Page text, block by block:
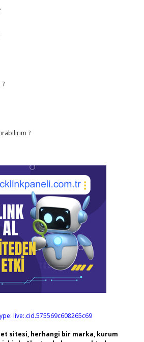
?
live:.cid.575569c608265c69
sitesi, herhangi bir marka, kurum